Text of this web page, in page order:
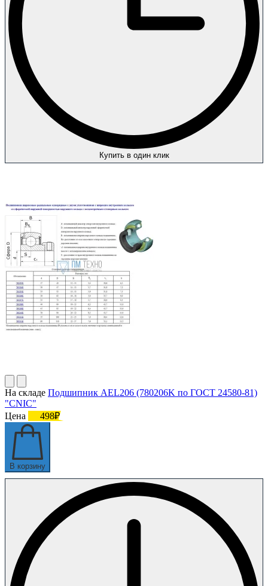
Купить в один клик
На складе Подшипник AEL206 (780206K по ГОСТ 24580-81)
"CNIC"
Цена
498₽
В корзину